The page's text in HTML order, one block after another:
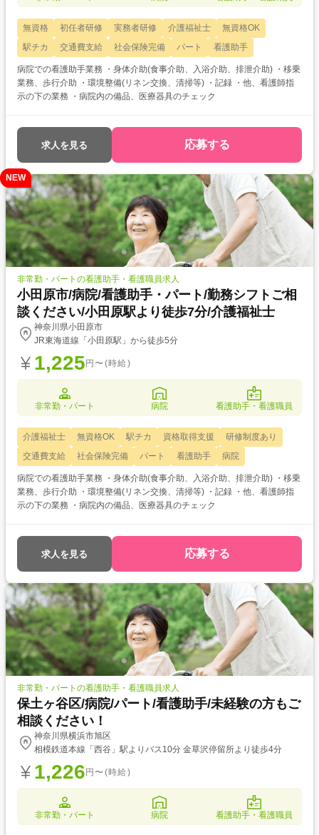
無資格 初任者研修 実務者研修 介護福祉士
無資格OK
駅チカ
交通費支給 社会保険完備 パート 看護助手
病院での看護助手業務 ・身体介助(食事介助、入浴介助、排泄介助) ・移乗
業務、歩行介助 ・環境整備(リネン交換、清掃等) ・記録 ・他、看護師指
示の下の業務 ・病院内の備品、医療器具のチェック
求人を見る 応募する
NEW
非常勤・パートの看護助手・看護職員求人
小田原市/病院/看護助手・パート/勤務シフトご相
談ください/小田原駅より徒歩7分/介護福祉士
神奈川県小田原市
JR東海道線「小田原駅」から徒歩5分
1,225 円〜(時給)
非常勤・パート 病院 看護助手・看護職員
介護福祉士 無資格OK 駅チカ 資格取得支援
研修制度あり
交通費支給
社会保険完備 パート 看護助手 病院
病院での看護助手業務 ・身体介助(食事介助、入浴介助、排泄介助) ・移乗
業務、歩行介助 ・環境整備(リネン交換、清掃等) ・記録 ・他、看護師指
示の下の業務 ・病院内の備品、医療器具のチェック
求人を見る 応募する
非常勤・パートの看護助手・看護職員求人
保土ヶ谷区/病院/パート/看護助手/未経験の方もご
相談ください！
神奈川県横浜市旭区
相模鉄道本線「西谷」駅よりバス10分 金草沢停留所より徒歩4分
1,226 円〜(時給)
非常勤・パート 病院 看護助手・看護職員